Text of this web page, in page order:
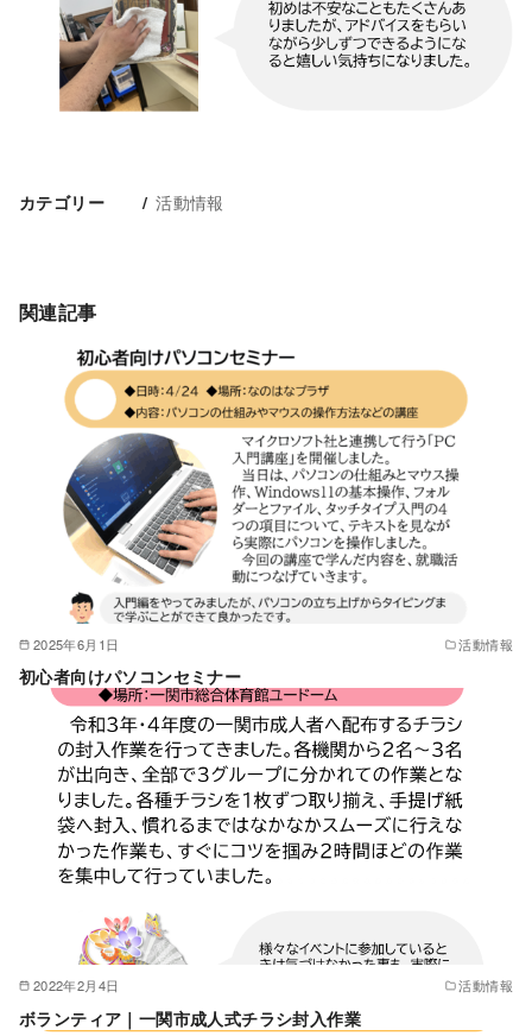
カテゴリー 活動情報
関連記事
2025年6月1日 活動情報
初心者向けパソコンセミナー
2022年2月4日 活動情報
ボランティア｜一関市成人式チラシ封入作業